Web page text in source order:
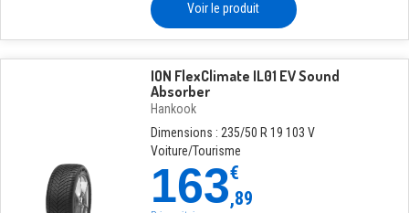
Voir le produit
ION FlexClimate IL01 EV Sound
Absorber
Hankook
Dimensions : 235/50 R 19 103 V
Voiture/Tourisme
163€
,89